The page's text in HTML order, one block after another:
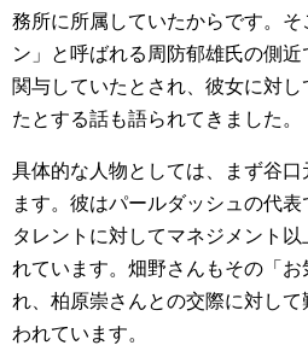
務所に所属していたからです。
ン」と呼ばれる周防郁雄氏の側近
関与していたとされ、彼女に対
たとする話も語られてきました。
具体的な人物としては、まず谷
ます。彼はパールダッシュの代
タレントに対してマネジメント
れています。畑野さんもその「お
れ、柏原崇さんとの交際に対し
われています。